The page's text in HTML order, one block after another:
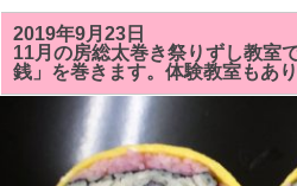
の
房
総
太
巻
き
2019年9月23日
11月の房総太巻き祭りずし教室
銭」を巻きます。体験教室もあり